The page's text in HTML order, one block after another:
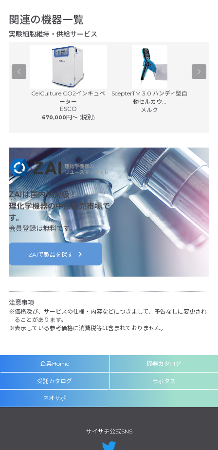
関連の機器一覧
実験細胞維持・供給サービス
CelCulture CO2インキュベ
ーター
ESCO
670,000円〜 (税別)
ScepterTM 3.0 ハンディ型自
動セルカウ...
メルク
ZAIは国内最大級！
理化学機器の中古販売市場で
す。
会員登録は無料です。
ZAIで製品を探す
注意事項
価格及び、サービスの仕様・内容などにつきまして、予告なしに変更され
ることがあります。
表示している参考価格に消費税等は含まれておりません。
企業Home 機器カタログ
受託カタログ ラボタス
ネオサポ
サイサチ公式SNS